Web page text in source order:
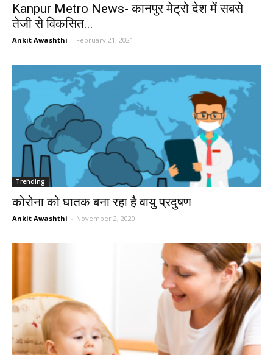
Kanpur Metro News- कानपुर मेट्रो देश में सबसे
तेजी से विकसित...
Ankit Awashthi - February 21, 2021
Trending
कोरोना को घातक बना रहा है वायु प्रदुषण
Ankit Awashthi - November 2, 2020